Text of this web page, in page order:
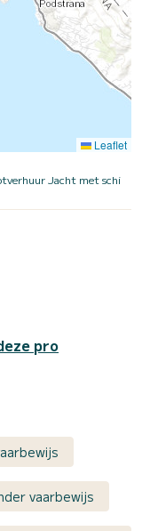
Leaflet
Jacht met schipper
pro
vaarbewijs